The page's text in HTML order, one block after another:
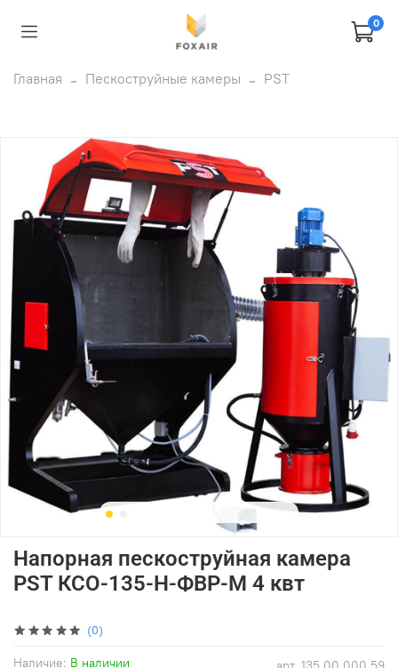
0
Главная Пескоструйные камеры PST
(0)
Наличие: В наличии
Напорная пескоструйная камера
PST КСО-135-Н-ФВР-М 4 квт